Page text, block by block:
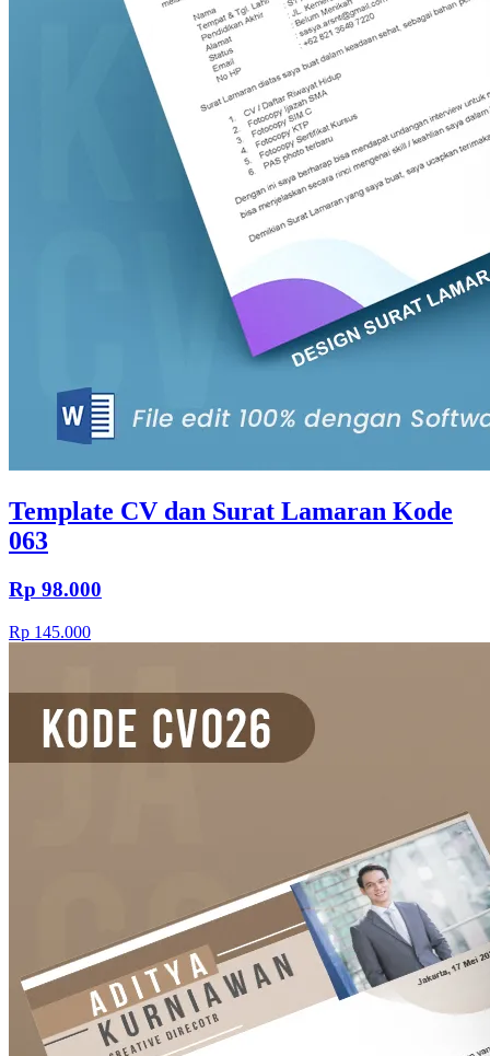
Template CV dan Surat Lamaran Kode
063
Rp 98.000
Rp 145.000